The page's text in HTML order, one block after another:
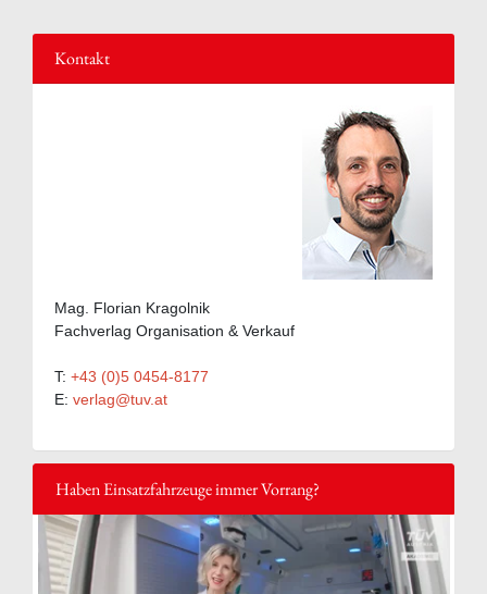
Kontakt
Mag. Florian Kragolnik
Fachverlag Organisation & Verkauf
T: +43 (0)5 0454-8177
E: verlag@tuv.at
Haben Einsatzfahrzeuge immer Vorrang?